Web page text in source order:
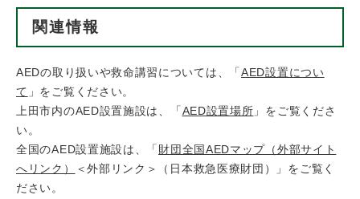
関連情報
AEDの取り扱いや救命講習については、「AED設置につい
て 」をご覧ください。
上田市内のAED設置施設は、「AED設置場所 」をご覧くださ
い。
全国のAED設置施設は、「 財団全国AEDマップ（外部サイト
へリンク）
＜外部リンク＞
（日本救急医療財団）」をご覧く
ださい。